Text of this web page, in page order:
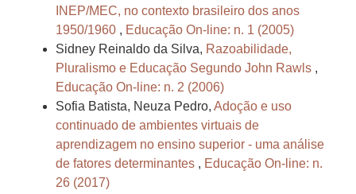
INEP/MEC, no contexto brasileiro dos anos
1950/1960 , Educação On-line: n. 1 (2005)
Sidney Reinaldo da Silva, Razoabilidade,
Pluralismo e Educação Segundo John Rawls ,
Educação On-line: n. 2 (2006)
Sofia Batista, Neuza Pedro, Adoção e uso
continuado de ambientes virtuais de
aprendizagem no ensino superior - uma análise
de fatores determinantes , Educação On-line: n.
26 (2017)